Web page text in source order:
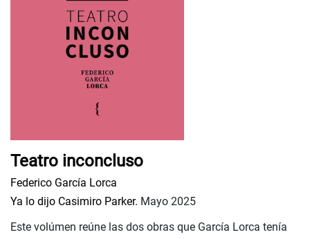
Teatro inconcluso
Federico García Lorca
Ya lo dijo Casimiro Parker. Mayo 2025
Este volúmen reúne las dos obras que García Lorca tenía